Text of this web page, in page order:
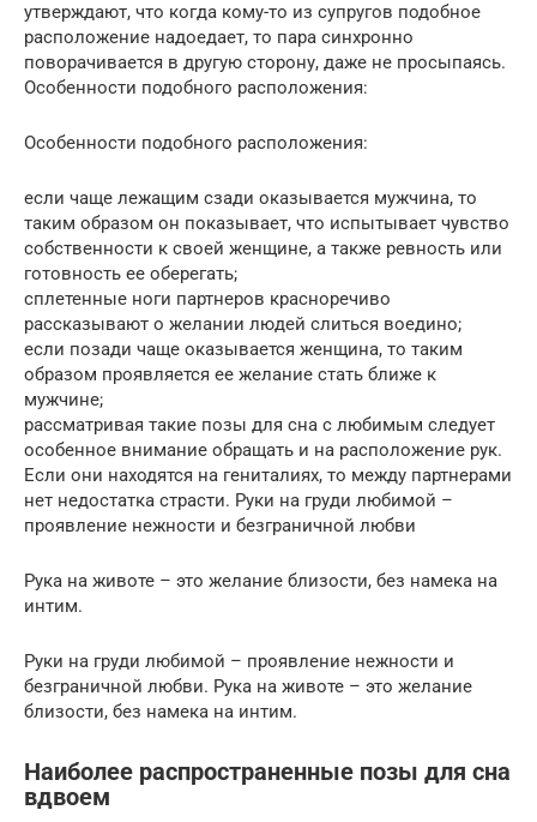
утверждают, что когда кому-то из супругов подобное
расположение надоедает, то пара синхронно
поворачивается в другую сторону, даже не просыпаясь.
Особенности подобного расположения:
Особенности подобного расположения:
если чаще лежащим сзади оказывается мужчина, то
таким образом он показывает, что испытывает чувство
собственности к своей женщине, а также ревность или
готовность ее оберегать;
сплетенные ноги партнеров красноречиво
рассказывают о желании людей слиться воедино;
если позади чаще оказывается женщина, то таким
образом проявляется ее желание стать ближе к
мужчине;
рассматривая такие позы для сна с любимым следует
особенное внимание обращать и на расположение рук.
Если они находятся на гениталиях, то между партнерами
нет недостатка страсти. Руки на груди любимой –
проявление нежности и безграничной любви
Рука на животе – это желание близости, без намека на
интим.
Руки на груди любимой – проявление нежности и
безграничной любви. Рука на животе – это желание
близости, без намека на интим.
Наиболее распространенные позы для сна
вдвоем